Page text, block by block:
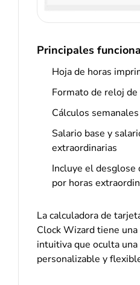
Principales
Hoja de horas
Formato de reloj
Cálculos
Salario base y
extraordinarias
Incluye el
por horas
La calculadora de
Clock Wizard tiene
intuitiva que oculta
personalizable y